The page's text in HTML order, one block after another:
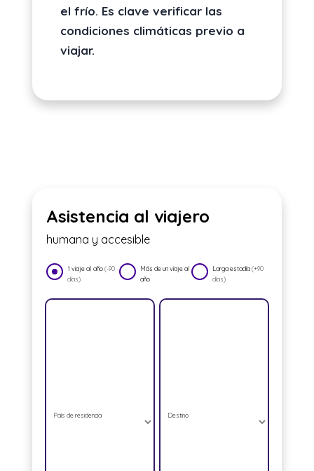
el frío. Es clave verificar las
condiciones climáticas previo a
viajar.
Asistencia al viajero
humana y accesible
1 viaje al año(-90
días)
Más de un viaje al
año
Larga estadía(+90
días)
País de residencia Destino